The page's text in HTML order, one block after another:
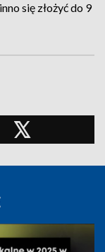
się złożyć do 9